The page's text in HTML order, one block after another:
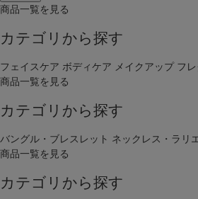
商品一覧を見る
カテゴリから探す
フェイスケア ボディケア メイクアップ フ
商品一覧を見る
カテゴリから探す
バングル・ブレスレット ネックレス・ラリ
商品一覧を見る
カテゴリから探す